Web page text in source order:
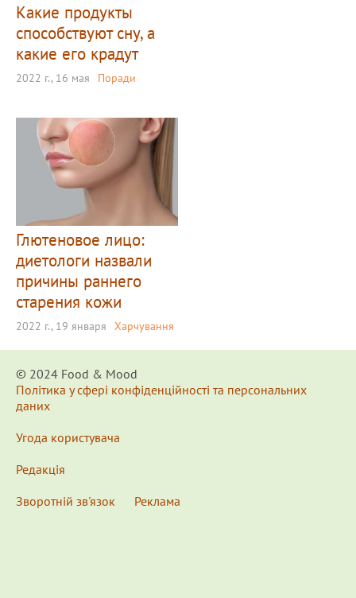
Какие продукты
способствуют сну, а
какие его крадут
2022 г., 16 мая Поради
Глютеновое лицо:
диетологи назвали
причины раннего
старения кожи
2022 г., 19 января Харчування
© 2024 Food & Мood
Політика у сфері конфіденційності та персональних
даних
Угода користувача
Редакція
Зворотній зв'язок
Реклама